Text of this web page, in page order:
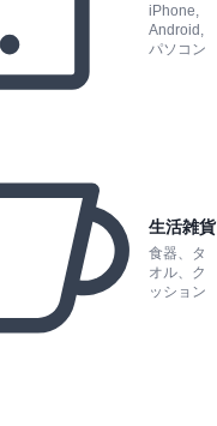
iPhone,
Android,
パソコン
生活雑貨
食器、タ
オル、ク
ッション